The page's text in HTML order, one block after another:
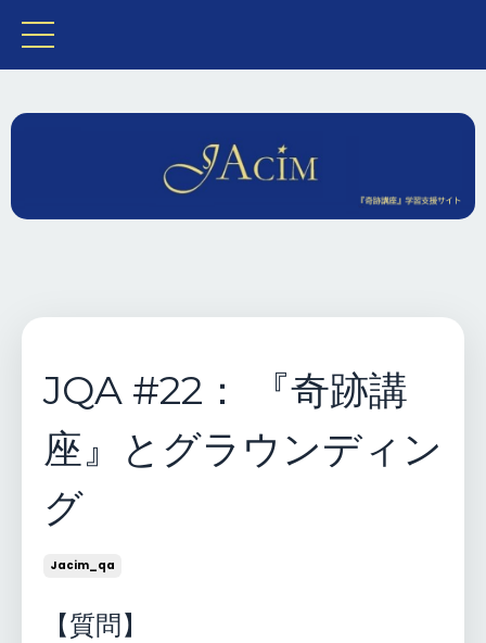
JQA #22： 『奇跡講
座』とグラウンディン
グ
Jacim_qa
【質問】